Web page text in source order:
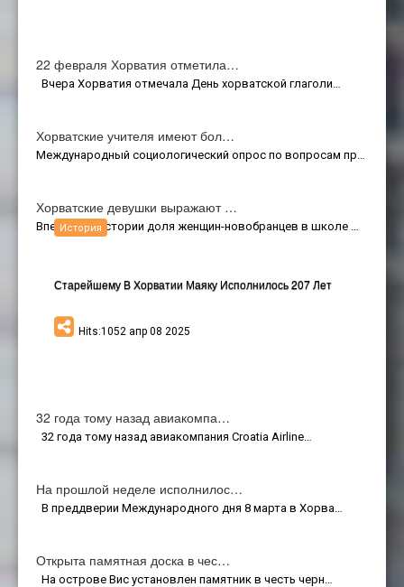
22 февраля Хорватия отметила…
Вчера Хорватия отмечала День хорватской глаголи…
Хорватские учителя имеют бол…
Международный социологический опрос по вопросам пр…
Хорватские девушки выражают …
Впервые в истории доля женщин-новобранцев в школе …
Старейшему В Хорватии Маяку Исполнилось 207 Лет
Hits:1052 апр 08 2025
История
32 года тому назад авиакомпа…
32 года тому назад авиакомпания Croatia Airline…
На прошлой неделе исполнилос…
В преддверии Международного дня 8 марта в Хорва…
Открыта памятная доска в чес…
На острове Вис установлен памятник в честь черн…